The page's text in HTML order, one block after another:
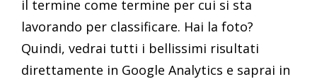
il termine come termine per cui si sta
lavorando per classificare. Hai la foto?
Quindi, vedrai tutti i bellissimi risultati
direttamente in Google Analytics e saprai in